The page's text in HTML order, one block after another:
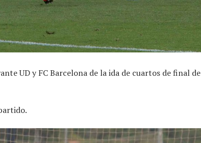
UD y FC Barcelona de la ida de cuartos de final de